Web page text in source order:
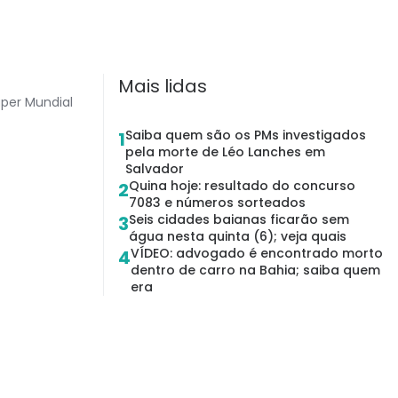
Mundial
Mais lidas
1Saiba quem são os PMs investigados
pela morte de Léo Lanches em
Salvador
2Quina hoje: resultado do concurso
7083 e números sorteados
3Seis cidades baianas ficarão sem
água nesta quinta (6); veja quais
4VÍDEO: advogado é encontrado morto
dentro de carro na Bahia; saiba quem
era